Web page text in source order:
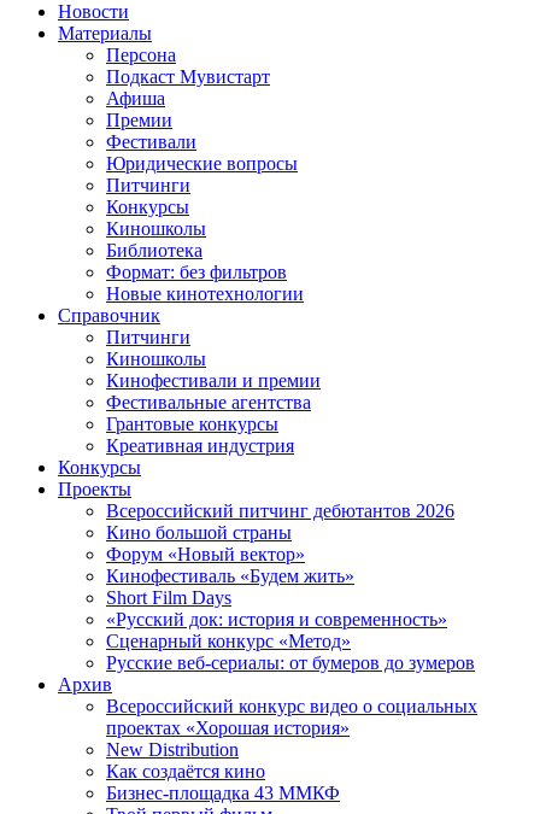
Новости
Материалы
Персона
Подкаст Мувистарт
Афиша
Премии
Фестивали
Юридические вопросы
Питчинги
Конкурсы
Киношколы
Библиотека
Формат: без фильтров
Новые кинотехнологии
Справочник
Питчинги
Киношколы
Кинофестивали и премии
Фестивальные агентства
Грантовые конкурсы
Креативная индустрия
Конкурсы
Проекты
Всероссийский питчинг дебютантов 2026
Кино большой страны
Форум «Новый вектор»
Кинофестиваль «Будем жить»
Short Film Days
«Русский док: история и современность»
Сценарный конкурс «Метод»
Русские веб-сериалы: от бумеров до зумеров
Архив
Всероссийский конкурс видео о социальных
проектах «Хорошая история»
New Distribution
Как создаётся кино
Бизнес-площадка 43 ММКФ